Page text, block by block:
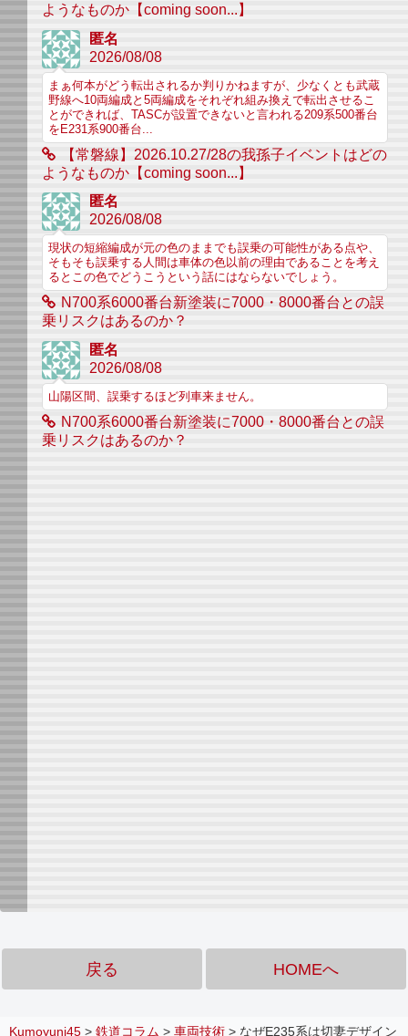
ようなものか【coming soon...】
匿名
2026/08/08
まぁ何本がどう転出されるか判りかねますが、少なくとも武蔵
野線へ10両編成と5両編成をそれぞれ組み換えで転出させるこ
とができれば、TASCが設置できないと言われる209系500番台
をE231系900番台...
【常磐線】2026.10.27/28の我孫子イベントはどの
ようなものか【coming soon...】
匿名
2026/08/08
現状の短縮編成が元の色のままでも誤乗の可能性がある点や、
そもそも誤乗する人間は車体の色以前の理由であることを考え
るとこの色でどうこうという話にはならないでしょう。
N700系6000番台新塗装に7000・8000番台との誤
乗リスクはあるのか？
匿名
2026/08/08
山陽区間、誤乗するほど列車来ません。
N700系6000番台新塗装に7000・8000番台との誤
乗リスクはあるのか？
戻る HOMEへ
Kumoyuni45 > 鉄道コラム > 車両技術 > なぜE235系は切妻デザイン